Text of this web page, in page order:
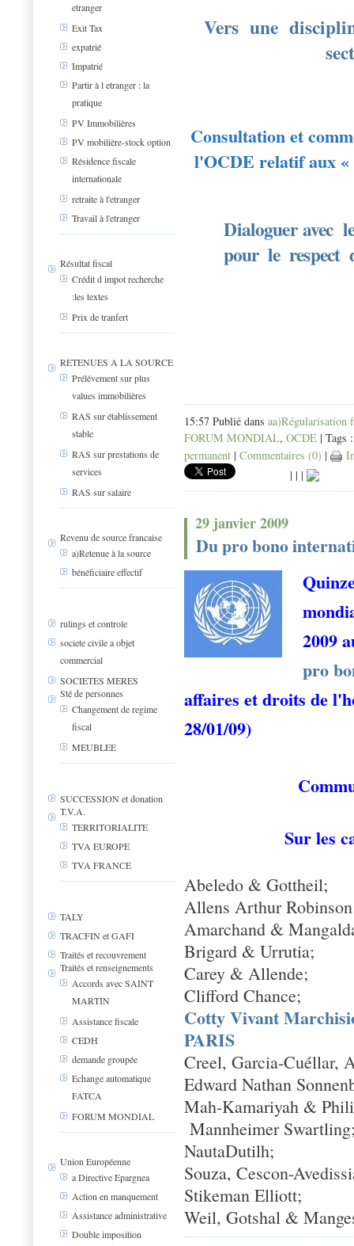
etranger
Exit Tax
expatrié
Impatrié
Partir à l etranger : la
pratique
PV Immobilières
PV mobilière-stock option
Résidence fiscale
internationale
retraite à l'etranger
Travail à l'etranger
Résultat fiscal
Crédit d impot recherche
:les textes
Prix de tranfert
RETENUES A LA SOURCE
Prélévement sur plus
values immobilières
RAS sur établissement
stable
RAS sur prestations de
services
RAS sur salaire
Revenu de source francaise
a)Retenue à la source
bénéficiaire effectif
rulings et controle
societe civile a objet
commercial
SOCIETES MERES
Sté de personnes
Changement de regime
fiscal
MEUBLEE
SUCCESSION et donation
T.V.A.
TERRITORIALITE
TVA EUROPE
TVA FRANCE
TALY
TRACFIN et GAFI
Traités et recouvrement
Traités et renseignements
Accords avec SAINT
MARTIN
Assistance fiscale
CEDH
demande groupée
Echange automatique
FATCA
FORUM MONDIAL
Union Européenne
a Directive Epargnea
Action en manquement
Assistance administrative
Double imposition
Vers une
Consultation et
l'OCDE relatif aux «
Dialoguer avec
pour le respect
15:57 Publié dans aa)Régularisation
FORUM MONDIAL, OCDE | Tags
permanent | Commentaires (0) |
| | |
29 janvier 2009
Du pro bono
2009
pro
affaires et droits de
28/01/09)
Sur les
Abeledo & Gottheil;
Allens Arthur
Amarchand &
Brigard & Urrutia;
Carey & Allende;
Clifford Chance;
Cotty Vivant
PARIS
Creel, Garcia-Cuéllar,
Edward Nathan
Mah-Kamariyah &
Mannheimer
NautaDutilh;
Souza, Cescon-
Stikeman Elliott;
Weil, Gotshal &